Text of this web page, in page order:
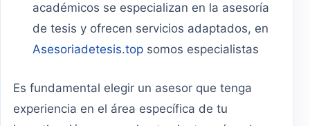
académicos se especializan en la asesoría
de tesis y ofrecen servicios adaptados, en
Asesoriadetesis.top somos especialistas
Es fundamental elegir un asesor que tenga
experiencia en el área específica de tu